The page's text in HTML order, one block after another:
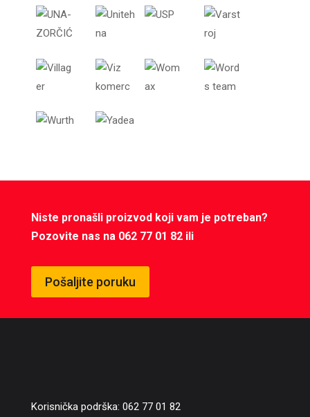
Niste pronašli proizvod koji vam je potreban?
Pozovite nas na 062 77 01 82 ili
Pošaljite poruku
Korisnička podrška: 062 77 01 82